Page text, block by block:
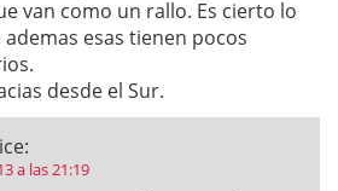
van como un rallo. Es cierto lo
esas tienen pocos
desde el Sur.
a las 21:19